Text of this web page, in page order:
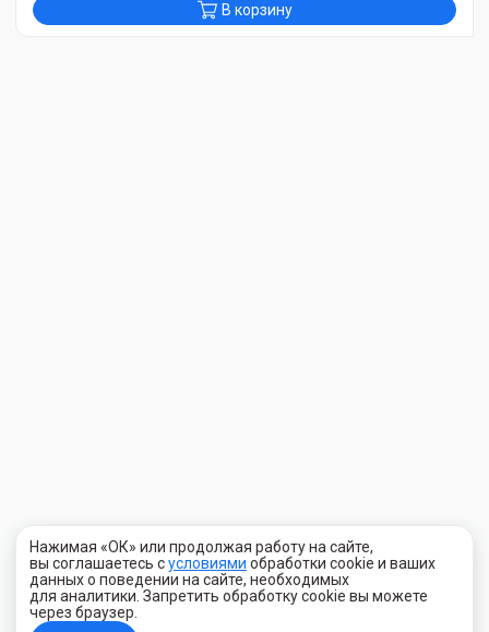
В корзину
Нажимая «ОК» или продолжая работу на сайте,
вы соглашаетесь сусловиями обработки cookie и ваших
данных о поведении на сайте, необходимых
для аналитики. Запретить обработку cookie вы можете
через браузер.